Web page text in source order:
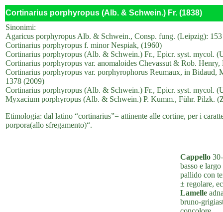
Cortinarius porphyropus (Alb. & Schwein.) Fr. (1838)
Sinonimi:
Agaricus porphyropus Alb. & Schwein., Consp. fung. (Leipzig):
Cortinarius porphyropus f. minor Nespiak, (1960)
Cortinarius porphyropus (Alb. & Schwein.) Fr., Epicr. syst. mycol.
Cortinarius porphyropus var. anomaloides Chevassut & Rob.
Cortinarius porphyropus var. porphyrophorus Reumaux, in
1378 (2009)
Cortinarius porphyropus (Alb. & Schwein.) Fr., Epicr. syst. mycol.
Myxacium porphyropus (Alb. & Schwein.) P. Kumm., Führ. Pilzk.
Etimologia: dal latino “cortinarius”= attinente alle cortine, per i
porpora(allo sfregamento)“.
Cappello
basso e
pallido con
± regolare,
Lamelle
bruno-